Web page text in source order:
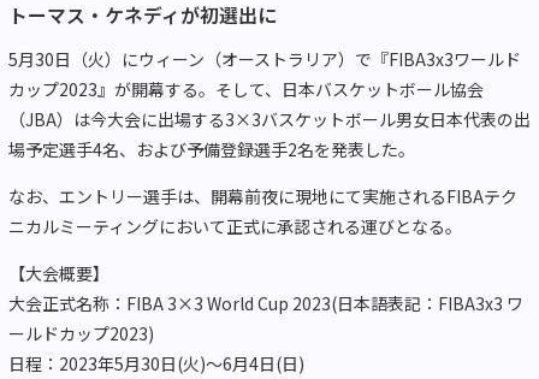
トーマス・ケネディが初選出に
5月30日（火）にウィーン（オーストラリア）で『FIBA3x3ワールド
カップ2023』が開幕する。そして、日本バスケットボール協会
（JBA）は今大会に出場する3×3バスケットボール男女日本代表の出
場予定選手4名、および予備登録選手2名を発表した。
なお、エントリー選手は、開幕前夜に現地にて実施されるFIBAテク
ニカルミーティングにおいて正式に承認される運びとなる。
【大会概要】
大会正式名称：FIBA 3×3 World Cup 2023(日本語表記：FIBA3x3 ワ
ールドカップ2023)
日程：2023年5月30日(火)～6月4日(日)